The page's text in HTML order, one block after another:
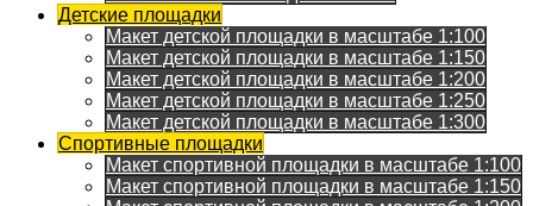
Детские площадки
Макет детской площадки в масштабе 1:100
Макет детской площадки в масштабе 1:150
Макет детской площадки в масштабе 1:200
Макет детской площадки в масштабе 1:250
Макет детской площадки в масштабе 1:300
Спортивные площадки
Макет спортивной площадки в масштабе 1:100
Макет спортивной площадки в масштабе 1:150